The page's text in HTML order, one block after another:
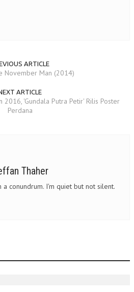
ARTICLE
November Man (2014)
ARTICLE
2016, 'Gundala Putra Petir' Rilis Poster
Perdana
Thaher
conundrum. I'm quiet but not silent.